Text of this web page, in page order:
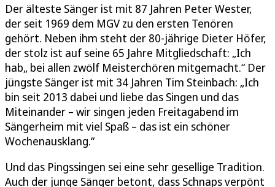
Der älteste Sänger ist mit 87 Jahren Peter Wester,
der seit 1969 dem MGV zu den ersten Tenören
gehört. Neben ihm steht der 80-jährige Dieter Höfer,
der stolz ist auf seine 65 Jahre Mitgliedschaft: „Ich
hab„ bei allen zwölf Meisterchören mitgemacht.“ Der
jüngste Sänger ist mit 34 Jahren Tim Steinbach: „Ich
bin seit 2013 dabei und liebe das Singen und das
Miteinander – wir singen jeden Freitagabend im
Sängerheim mit viel Spaß – das ist ein schöner
Wochenausklang.“
Und das Pingssingen sei eine sehr gesellige Tradition.
Auch der junge Sänger betont, dass Schnaps verpönt